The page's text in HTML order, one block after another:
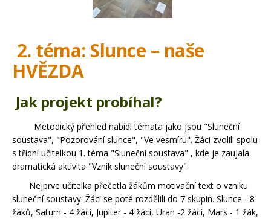
2. téma: Slunce – naše
HVĚZDA
Jak projekt probíhal?
Metodický přehled nabídl témata jako jsou "Sluneční
soustava", "Pozorování slunce", "Ve vesmíru". Žáci zvolili spolu
s třídní učitelkou 1. téma "Sluneční soustava" , kde je zaujala
dramatická aktivita "Vznik sluneční soustavy".
Nejprve učitelka přečetla žákům motivační text o vzniku
sluneční soustavy. Žáci se poté rozdělili do 7 skupin. Slunce - 8
žáků, Saturn - 4 žáci, Jupiter - 4 žáci, Uran -2 žáci, Mars - 1 žák,